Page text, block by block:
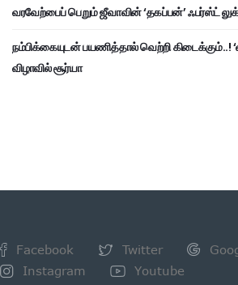
வரவேற்பைப் பெறும் ஜீவாவின் ‘தகப்பன்’ ஃபர்ஸ்ட்
நம்பிக்கையுடன் பயணித்தால் வெற்றி கிடைக்கும்..!
விழாவில் சூர்யா
Facebook Twitter
Instagram
Youtube